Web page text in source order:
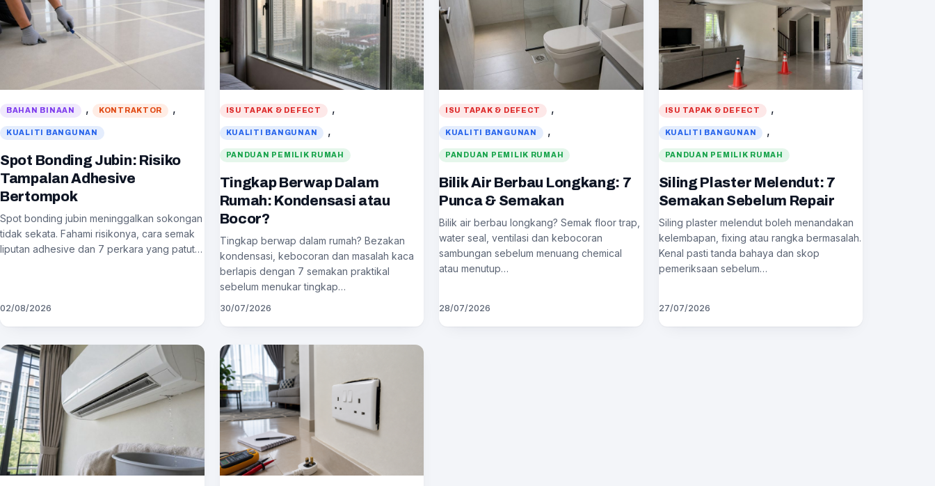
BAHAN BINAAN , KONTRAKTOR ,
KUALITI BANGUNAN
Spot Bonding Jubin: Risiko
Tampalan Adhesive
Bertompok
Spot bonding jubin meninggalkan sokongan
tidak sekata. Fahami risikonya, cara semak
liputan adhesive dan 7 perkara yang patut…
02/08/2026
ISU TAPAK & DEFECT ,
KUALITI BANGUNAN ,
PANDUAN PEMILIK RUMAH
Tingkap Berwap Dalam
Rumah: Kondensasi atau
Bocor?
Tingkap berwap dalam rumah? Bezakan
kondensasi, kebocoran dan masalah kaca
berlapis dengan 7 semakan praktikal
sebelum menukar tingkap…
30/07/2026
ISU TAPAK & DEFECT ,
KUALITI BANGUNAN ,
PANDUAN PEMILIK RUMAH
Bilik Air Berbau Longkang: 7
Punca & Semakan
Bilik air berbau longkang? Semak floor trap,
water seal, ventilasi dan kebocoran
sambungan sebelum menuang chemical
atau menutup…
28/07/2026
ISU TAPAK & DEFECT ,
KUALITI BANGUNAN ,
PANDUAN PEMILIK RUMAH
Siling Plaster Melendut: 7
Semakan Sebelum Repair
Siling plaster melendut boleh menandakan
kelembapan, fixing atau rangka bermasalah.
Kenal pasti tanda bahaya dan skop
pemeriksaan sebelum…
27/07/2026